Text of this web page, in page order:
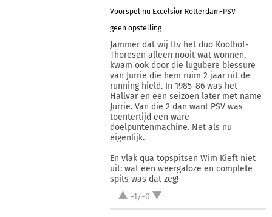
Voorspel nu Excelsior Rotterdam-PSV
geen opstelling
Jammer dat wij ttv het duo Koolhof-
Thoresen alleen nooit wat wonnen,
kwam ook door die lugubere blessure
van Jurrie die hem ruim 2 jaar uit de
running hield. In 1985-86 was het
Hallvar en een seizoen later met name
Jurrie. Van die 2 dan want PSV was
toentertijd een ware
doelpuntenmachine. Net als nu
eigenlijk.
En vlak qua topspitsen Wim Kieft niet
uit: wat een weergaloze en complete
spits was dat zeg!
+1/-0